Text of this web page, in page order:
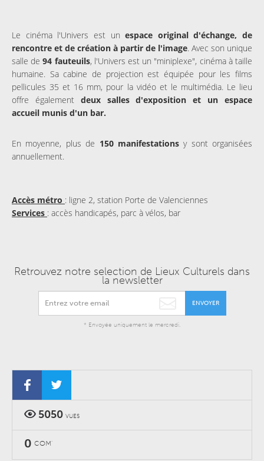
Le cinéma l'Univers est unespace original d'échange, de
rencontre et de création à partir de l'image. Avec son unique
salle de94 fauteuils, l'Univers est un "miniplexe", cinéma à taille
humaine. Sa cabine de projection est équipée pour les films
pellicules 35 et 16 mm, pour la vidéo et le multimédia. Le lieu
offre également deux salles d'exposition et un espace
accueil munis d'un bar.
En moyenne, plus de 150 manifestationsy sont organisées
annuellement.
Accès métro : ligne 2, station Porte de Valenciennes
Services : accès handicapés, parc à vélos, bar
Retrouvez notre selection de Lieux Culturels dans
la newsletter
ENVOYER
* Envoyée uniquement le mercredi.
5050 VUES
0 COM'